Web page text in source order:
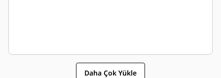
Daha Çok Yükle